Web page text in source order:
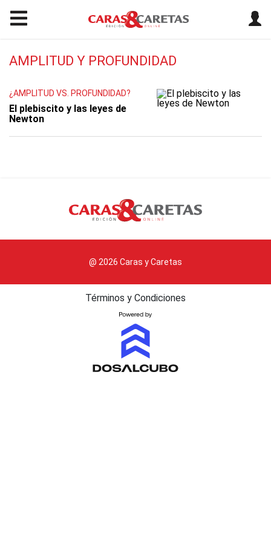
AMPLITUD Y PROFUNDIDAD
¿AMPLITUD VS. PROFUNDIDAD?
El plebiscito y las leyes de
Newton
@ 2026 Caras y Caretas
Términos y Condiciones